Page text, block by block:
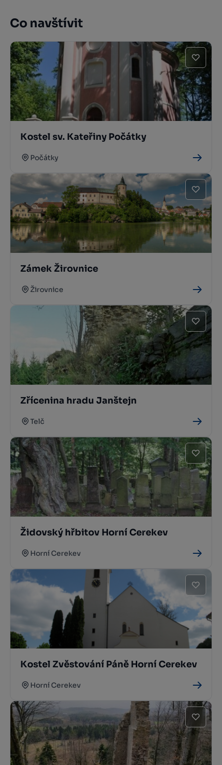
Co navštívit
Kostel sv. Kateřiny Počátky
Počátky
Zámek Žirovnice
Žirovnice
Zřícenina hradu Janštejn
Telč
Židovský hřbitov Horní Cerekev
Horní Cerekev
Kostel Zvěstování Páně Horní Cerekev
Horní Cerekev